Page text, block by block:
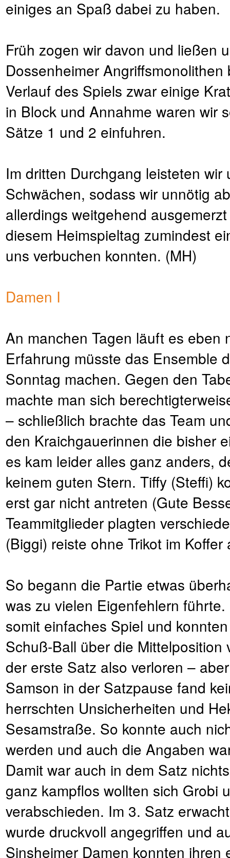
einiges an Spaß dabei zu haben.
Früh zogen wir davon und ließen
Dossenheimer
Verlauf des Spiels zwar einige
in Block und Annahme waren wir
Sätze 1 und 2 einfuhren.
Im dritten Durchgang leisteten
Schwächen, sodass wir unnötig
allerdings weitgehend
diesem Heimspieltag zumindest
uns verbuchen konnten. (MH)
Damen I
An manchen Tagen läuft es eben
Erfahrung müsste das Ensemble
Sonntag machen. Gegen den
machte man sich
– schließlich brachte das Team
den Kraichgauerinnen die bisher
es kam leider alles ganz anders,
keinem guten Stern. Tiffy (Steffi)
erst gar nicht antreten (Gute
Teammitglieder plagten
(Biggi) reiste ohne Trikot im Koffer
So begann die Partie etwas
was zu vielen Eigenfehlern
somit einfaches Spiel und
Schuß-Ball über die Mittelposition
der erste Satz also verloren –
Samson in der Satzpause fand
herrschten Unsicherheiten und
Sesamstraße. So konnte auch
werden und auch die Angaben
Damit war auch in dem Satz
ganz kampflos wollten sich Grobi
verabschieden. Im 3. Satz
wurde druckvoll angegriffen und
Sinsheimer Damen konnten ihren